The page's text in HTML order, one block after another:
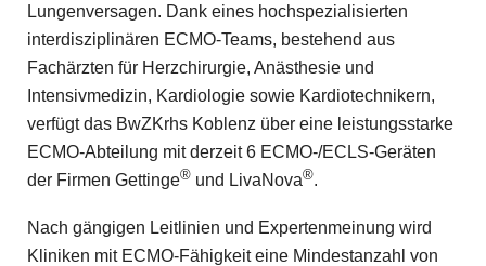
Lungenversagen. Dank eines hochspezialisierten
interdisziplinären ECMO-Teams, bestehend aus
Fachärzten für Herzchirurgie, Anästhesie und
Intensivmedizin, Kardiologie sowie Kardiotechnikern,
verfügt das BwZKrhs Koblenz über eine leistungsstarke
ECMO-Abteilung mit derzeit 6 ECMO-/ECLS-Geräten
der Firmen Gettinge® und LivaNova®.
Nach gängigen Leitlinien und Expertenmeinung wird
Kliniken mit ECMO-Fähigkeit eine Mindestanzahl von